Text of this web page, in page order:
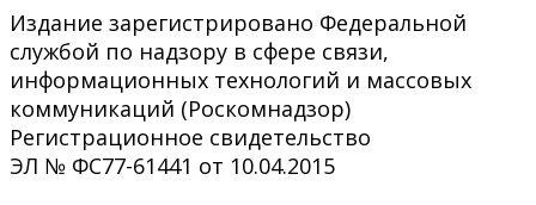
Издание зарегистрировано Федеральной
службой по надзору в сфере связи,
информационных технологий и массовых
коммуникаций (Роскомнадзор)
Регистрационное свидетельство
ЭЛ № ФС77-61441 от 10.04.2015